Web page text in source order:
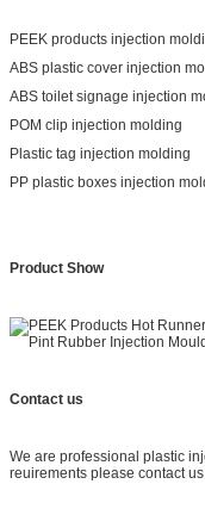
PEEK products injection
ABS plastic cover injection
ABS toilet signage injection
POM clip injection molding
Plastic tag injection molding
PP plastic boxes injection
Product Show
Contact us
We are professional plastic
reuirements please contact